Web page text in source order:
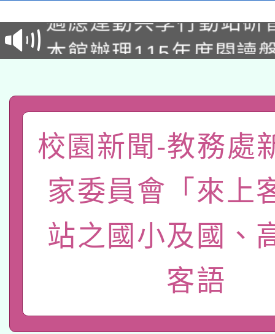
招)
本館辦理115年度閱讀
礎課程
A3數位素養講師名單
「數位內容與教學軟體
有關大陸委員會函釋公
薪期間赴陸應申請許可
轉知經濟部水利署委託
業技術研究院辦理「
用水績優單位及節水達
115年8月22日(星期六
桃園市孔廟祈福系列
開 智慧啟航」
本校115學年度第2次
招甄選結果公告(無人
適應運動共學行動站研
校園新聞-教務處
家委員會「來上
站之國小及國、
客語